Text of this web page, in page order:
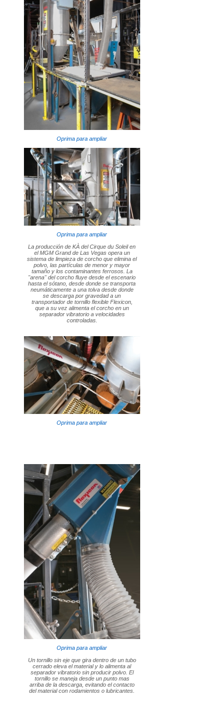
Oprima para ampliar
Oprima para ampliar
La producción de KÀ del Cirque du Soleil en
el MGM Grand de Las Vegas opera un
sistema de limpieza de corcho que elimina el
polvo, las partículas de menor y mayor
tamaño y los contaminantes ferrosos. La
"arena" del corcho fluye desde el escenario
hasta el sótano, desde donde se transporta
neumáticamente a una tolva desde donde
se descarga por gravedad a un
transportador de tornillo flexible Flexicon,
que a su vez alimenta el corcho en un
separador vibratorio a velocidades
controladas.
Oprima para ampliar
Oprima para ampliar
Un tornillo sin eje que gira dentro de un tubo
cerrado eleva el material y lo alimenta al
separador vibratorio sin producir polvo. El
tornillo se maneja desde un punto mas
arriba de la descarga, evitando el contacto
del material con rodamientos o lubricantes.